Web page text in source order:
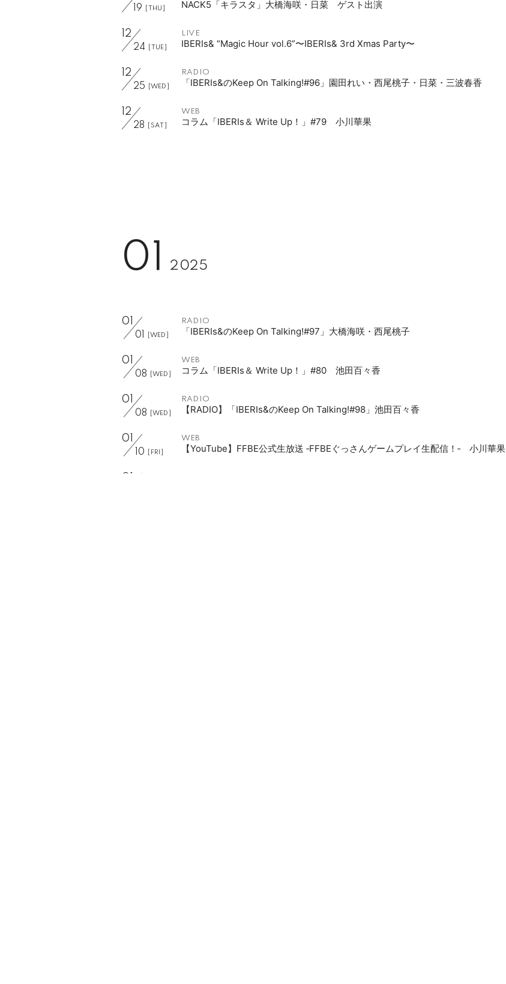
19 [THU] NACK5「キラスタ」大橋海咲・日菜 ゲスト出演
12
24 [TUE]
LIVE
IBERIs& “Magic Hour vol.6”〜IBERIs& 3rd Xmas Party〜
12
25 [WED]
RADIO
「IBERIs&のKeep On Talking!#96」園田れい・西尾桃子・日菜・三波春香
12
28 [SAT]
WEB
コラム「IBERIs＆ Write Up！」#79 小川華果
01 2025
01
01 [WED]
RADIO
「IBERIs&のKeep On Talking!#97」大橋海咲・西尾桃子
01
08 [WED]
WEB
コラム「IBERIs＆ Write Up！」#80 池田百々香
01
08 [WED]
RADIO
【RADIO】「IBERIs&のKeep On Talking!#98」池田百々香
01
10 [FRI]
WEB
【YouTube】FFBE公式生放送 ‐FFBEぐっさんゲームプレイ生配信！‐ 小川華果